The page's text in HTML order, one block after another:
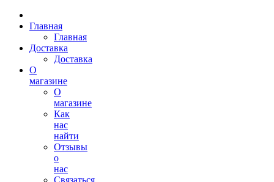
Главная
Главная
Доставка
Доставка
О
магазине
О
магазине
Как
нас
найти
Отзывы
о
нас
Связаться